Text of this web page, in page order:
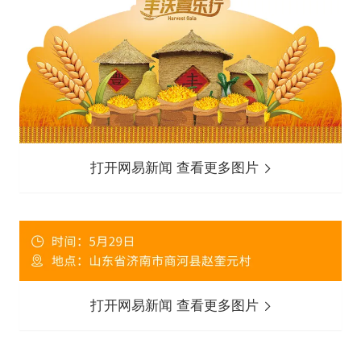
打开网易新闻 查看更多图片
打开网易新闻 查看更多图片